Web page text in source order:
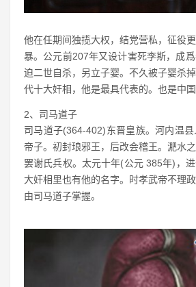
他在任期间独揽大权，结党营私，征役
暴。公元前207年又设计害死李斯，成
迫二世自杀，另立子婴。不久被子婴杀
代十大奸相，他是最具代表的。也是中国
2、司马道子
司马道子(364-402)东晋皇族。河内温
帝子。初封琅邪王，后改会稽王。淝水
罢谢氏兵权。太元十年(公元 385年)，
大奸相里也有他的名字。时孝武帝不理
由司马道子掌握。